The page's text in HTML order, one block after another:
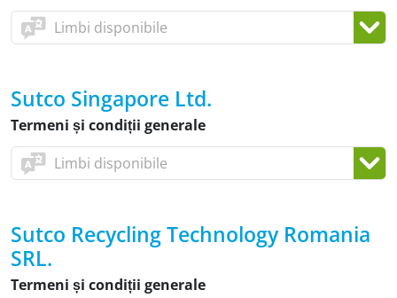
Sutco Singapore Ltd.
Termeni și condiții generale
Sutco Recycling Technology Romania
SRL.
Termeni și condiții generale